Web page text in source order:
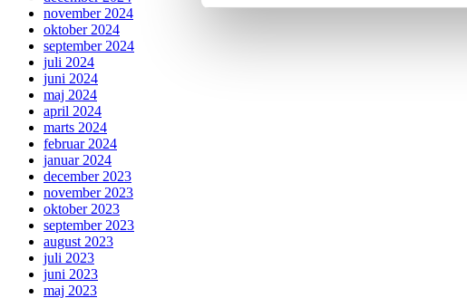
november 2024
oktober 2024
september 2024
juli 2024
juni 2024
maj 2024
april 2024
marts 2024
februar 2024
januar 2024
december 2023
november 2023
oktober 2023
september 2023
august 2023
juli 2023
juni 2023
maj 2023